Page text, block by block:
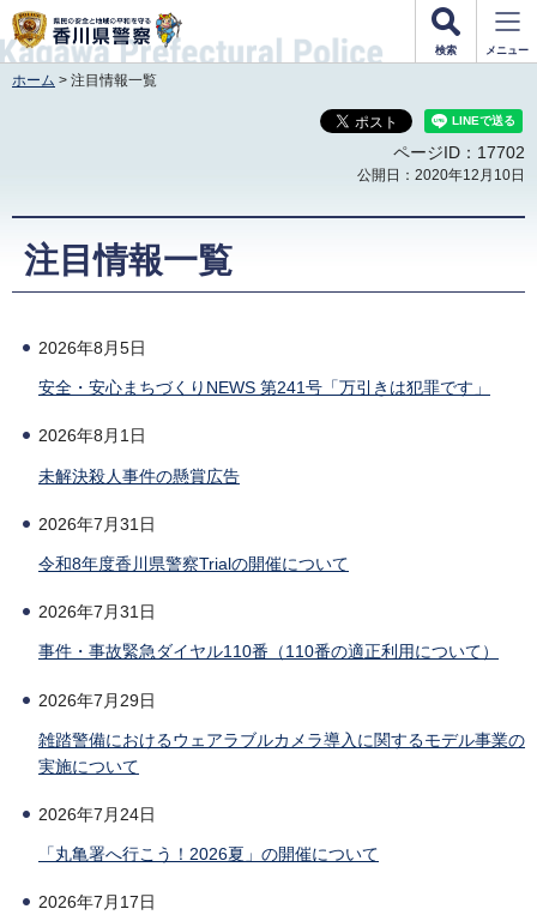
香川県警察
検索 メニュー
ホーム > 注目情報一覧
ページID：17702
公開日：2020年12月10日
注目情報一覧
2026年8月5日
安全・安心まちづくりNEWS 第241号「万引きは犯罪です」
2026年8月1日
未解決殺人事件の懸賞広告
2026年7月31日
令和8年度香川県警察Trialの開催について
2026年7月31日
事件・事故緊急ダイヤル110番（110番の適正利用について）
2026年7月29日
雑踏警備におけるウェアラブルカメラ導入に関するモデル事業の
実施について
2026年7月24日
「丸亀署へ行こう！2026夏」の開催について
2026年7月17日